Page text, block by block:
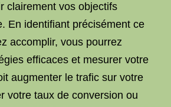
clairement vos objectifs
En identifiant précisément ce
accomplir, vous pourrez
efficaces et mesurer votre
augmenter le trafic sur votre
votre taux de conversion ou